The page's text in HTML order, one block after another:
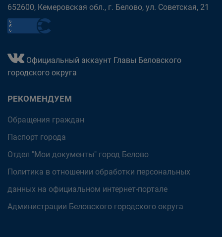
652600, Кемеровская обл., г. Белово, ул. Советская, 21
Официальный аккаунт Главы Беловского
городского округа
РЕКОМЕНДУЕМ
Обращения граждан
Паспорт города
Отдел "Мои документы" город Белово
Политика в отношении обработки персональных
данных на официальном интернет-портале
Администрации Беловского городского округа